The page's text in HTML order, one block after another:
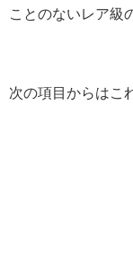
ことのないレア級
次の項目からはこ